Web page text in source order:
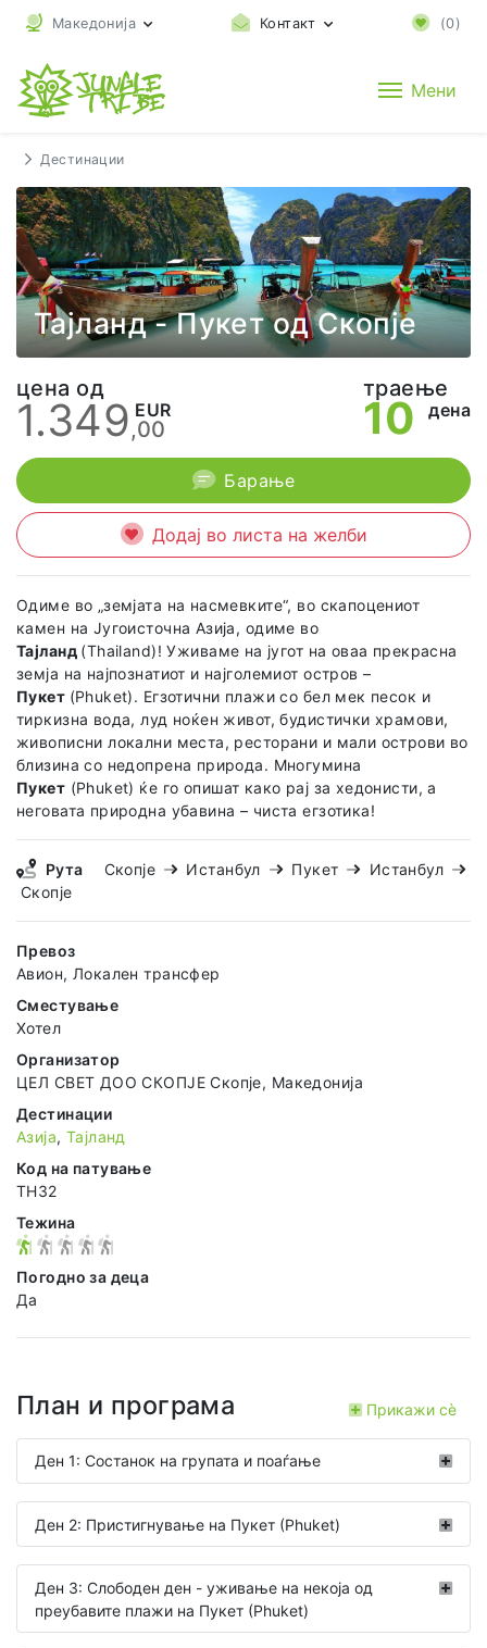
Македонија Контакт (0)
Мени
Дестинации
Тајланд - Пукет од Скопје
цена од
1.349 EUR
,00
траење
10 дена
Барање
Додај во листа на желби
Одиме во „земјата на насмевките“, во скапоцениот
камен на Југоисточна Азија, одиме во
Тајланд (Thailand)! Уживаме на југот на оваа прекрасна
земја на најпознатиот и најголемиот остров –
Пукет (Phuket). Егзотични плажи со бел мек песок и
тиркизна вода, луд ноќен живот, будистички храмови,
живописни локални места, ресторани и мали острови во
близина со недопрена природа. Многумина
Пукет (Phuket) ќе го опишат како рај за хедонисти, а
неговата природна убавина – чиста егзотика!
Рута Скопје Истанбул Пукет
Истанбул
Скопје
Превоз
Авион, Локален трансфер
Сместување
Хотел
Организатор
ЦЕЛ СВЕТ ДОО СКОПЈЕ Скопје, Македонија
Дестинации
Азија, Тајланд
Код на патување
TH32
Тежина
Погодно за деца
Да
План и програма Прикажи сѐ
Ден 1: Состанок на групата и поаѓање
Ден 2: Пристигнување на Пукет (Phuket)
Ден 3: Слободен ден - уживање на некоја од
преубавите плажи на Пукет (Phuket)